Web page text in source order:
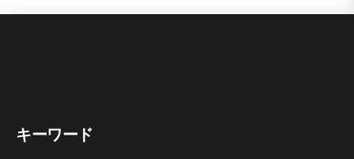
キーワード